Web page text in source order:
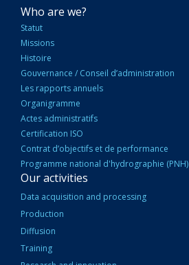
NAVIGATION
PRINCIPALE
Who are we?
Statut
Missions
Histoire
Gouvernance / Conseil d’administration
Les rapports annuels
Organigramme
Actes administratifs
Certification ISO
Contrat d’objectifs et de performance
Programme national d'hydrographie (PNH)
Our activities
Data acquisition and processing
Production
Diffusion
Training